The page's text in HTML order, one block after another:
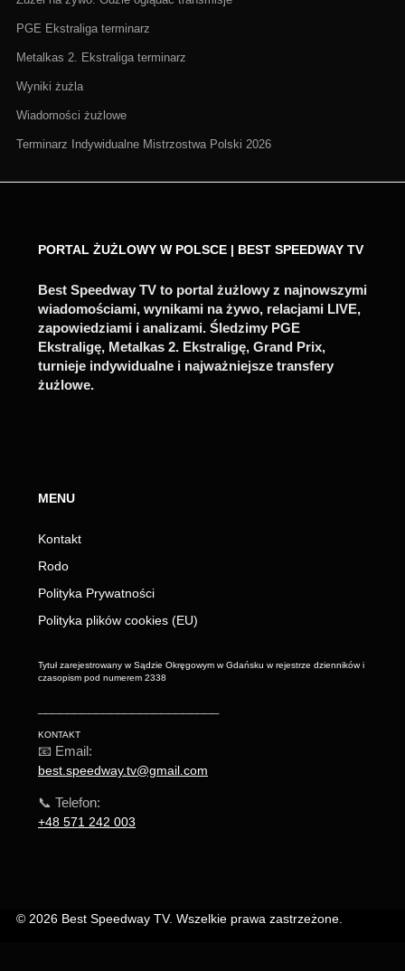
PGE Ekstraliga terminarz
Metalkas 2. Ekstraliga terminarz
Wyniki żużla
Wiadomości żużlowe
Terminarz Indywidualne Mistrzostwa Polski 2026
PORTAL ŻUŻLOWY W POLSCE | BEST SPEEDWAY TV
Best Speedway TV to portal żużlowy z najnowszymi
wiadomościami, wynikami na żywo, relacjami LIVE,
zapowiedziami i analizami. Śledzimy PGE
Ekstraligę, Metalkas 2. Ekstraligę, Grand Prix,
turnieje indywidualne i najważniejsze transfery
żużlowe.
MENU
Kontakt
Rodo
Polityka Prywatności
Polityka plików cookies (EU)
Tytuł zarejestrowany w Sądzie Okręgowym w Gdańsku w rejestrze dzienników i
czasopism pod numerem 2338
KONTAKT
📧 Email:
best.speedway.tv@gmail.com
📞 Telefon:
+48 571 242 003
© 2026 Best Speedway TV. Wszelkie prawa zastrzeżone.